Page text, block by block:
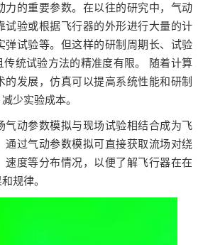
力的重要参数。在以往的研究中，气动
试验或根据飞行器的外形进行大量的计
弹试验等。但这样的研制周期长、试验
传统试验方法的精准度有限。 随着计算
的发展，仿真可以提高系统性能和研制
少实验成本。
气动参数模拟与现场试验相结合成为飞
通过气动参数模拟可直接获取流场对绕
速度等分布情况，以便了解飞行器在在
规律。